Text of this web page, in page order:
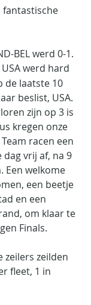
fantastische
BEL werd 0-1.
werd hard
de laatste 10
beslist, USA.
zijn op 3 is
kregen onze
racen een
vrij af, na 9
Een welkome
een beetje
en een
om klaar te
Finals.
zeilers zeilden
fleet, 1 in